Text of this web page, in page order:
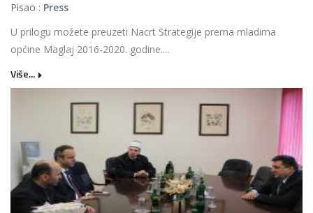
Pisao : Press
U prilogu možete preuzeti Nacrt Strategije prema mladima
općine Maglaj 2016-2020. godine....
Više...